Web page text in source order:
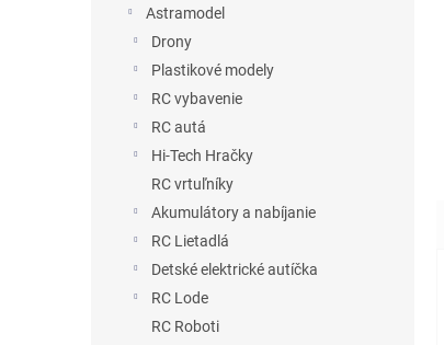
Astramodel
Drony
Plastikové modely
RC vybavenie
RC autá
Hi-Tech Hračky
RC vrtuľníky
Akumulátory a nabíjanie
RC Lietadlá
Detské elektrické autíčka
RC Lode
RC Roboti